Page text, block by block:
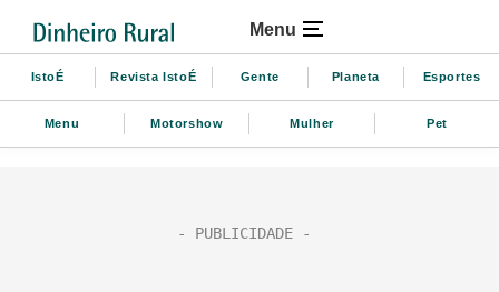
Menu
IstoÉ Revista IstoÉ Gente Planeta Esportes
Menu Motorshow Mulher Pet